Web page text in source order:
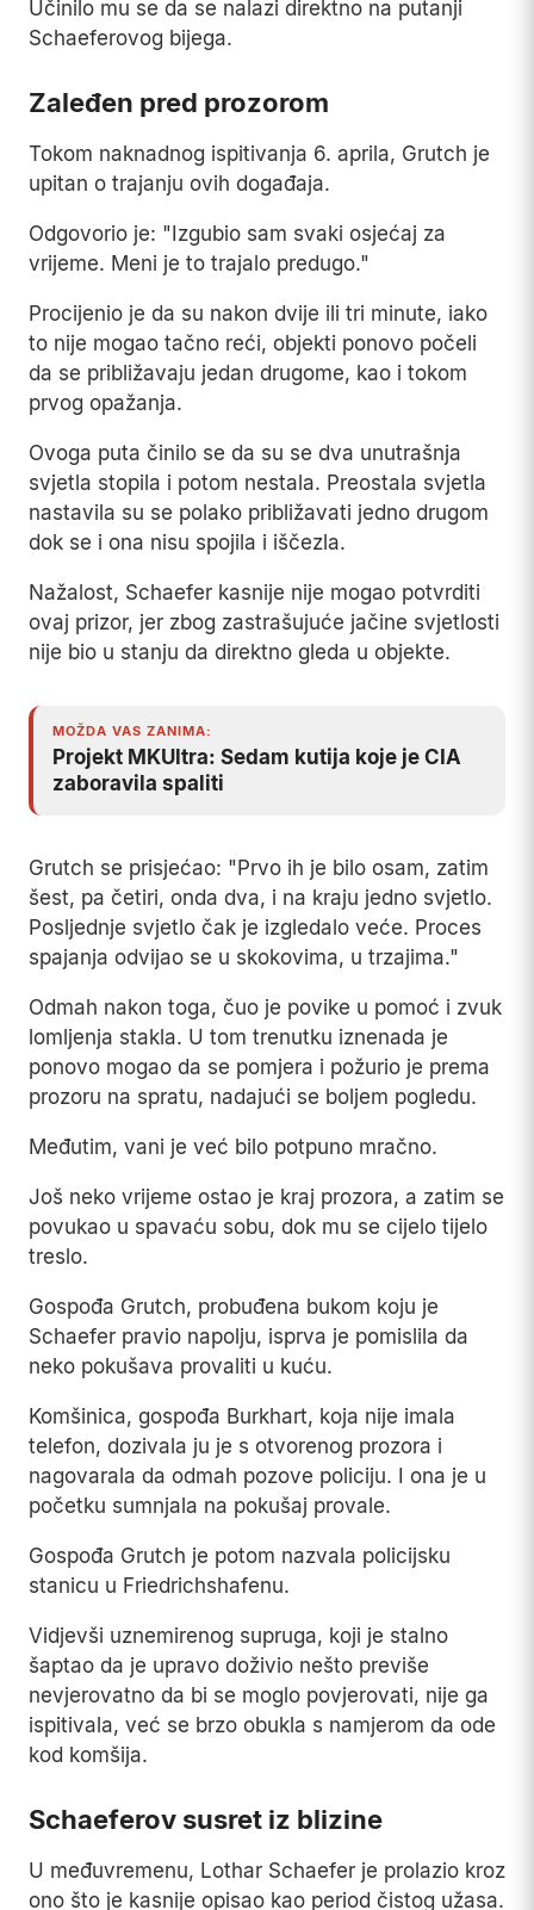
Učinilo mu se da se nalazi direktno na putanji
Schaeferovog bijega.
Zaleđen pred prozorom
Tokom naknadnog ispitivanja 6. aprila, Grutch je
upitan o trajanju ovih događaja.
Odgovorio je: "Izgubio sam svaki osjećaj za
vrijeme. Meni je to trajalo predugo."
Procijenio je da su nakon dvije ili tri minute, iako
to nije mogao tačno reći, objekti ponovo počeli
da se približavaju jedan drugome, kao i tokom
prvog opažanja.
Ovoga puta činilo se da su se dva unutrašnja
svjetla stopila i potom nestala. Preostala svjetla
nastavila su se polako približavati jedno drugom
dok se i ona nisu spojila i iščezla.
Nažalost, Schaefer kasnije nije mogao potvrditi
ovaj prizor, jer zbog zastrašujuće jačine svjetlosti
nije bio u stanju da direktno gleda u objekte.
MOŽDA VAS ZANIMA:
Projekt MKUltra: Sedam kutija koje je CIA
zaboravila spaliti
Grutch se prisjećao: "Prvo ih je bilo osam, zatim
šest, pa četiri, onda dva, i na kraju jedno svjetlo.
Posljednje svjetlo čak je izgledalo veće. Proces
spajanja odvijao se u skokovima, u trzajima."
Odmah nakon toga, čuo je povike u pomoć i zvuk
lomljenja stakla. U tom trenutku iznenada je
ponovo mogao da se pomjera i požurio je prema
prozoru na spratu, nadajući se boljem pogledu.
Međutim, vani je već bilo potpuno mračno.
Još neko vrijeme ostao je kraj prozora, a zatim se
povukao u spavaću sobu, dok mu se cijelo tijelo
treslo.
Gospođa Grutch, probuđena bukom koju je
Schaefer pravio napolju, isprva je pomislila da
neko pokušava provaliti u kuću.
Komšinica, gospođa Burkhart, koja nije imala
telefon, dozivala ju je s otvorenog prozora i
nagovarala da odmah pozove policiju. I ona je u
početku sumnjala na pokušaj provale.
Gospođa Grutch je potom nazvala policijsku
stanicu u Friedrichshafenu.
Vidjevši uznemirenog supruga, koji je stalno
šaptao da je upravo doživio nešto previše
nevjerovatno da bi se moglo povjerovati, nije ga
ispitivala, već se brzo obukla s namjerom da ode
kod komšija.
Schaeferov susret iz blizine
U međuvremenu, Lothar Schaefer je prolazio kroz
ono što je kasnije opisao kao period čistog užasa.